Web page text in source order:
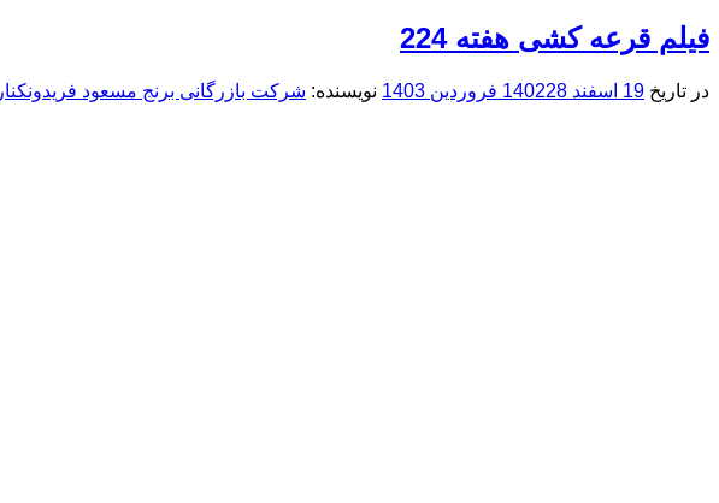
فیلم قرعه کشی هفته 224
در تاریخ 19 اسفند 1402 28 فروردین 1403 نویسنده: شرکت بازرگانی برنج مسعود فریدونکنار